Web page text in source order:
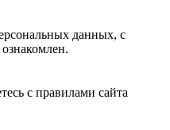
данных, с
ознакомлен.
с правилами сайта